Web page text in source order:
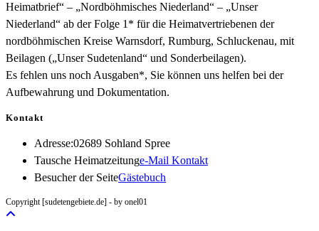
Heimatbrief“ – „Nordböhmisches Niederland“ – „Unser
Niederland“ ab der Folge 1* für die Heimatvertriebenen der
nordböhmischen Kreise Warnsdorf, Rumburg, Schluckenau, mit
Beilagen („Unser Sudetenland“ und Sonderbeilagen).
Es fehlen uns noch Ausgaben*, Sie können uns helfen bei der
Aufbewahrung und Dokumentation.
Kontakt
Adresse:02689 Sohland Spree
Tausche Heimatzeitunge-Mail KontaktOpens
Besucher der SeiteGästebuch
Copyright [sudetengebiete.de] - by onel01